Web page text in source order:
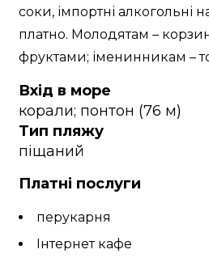
соки, імпортні алкогольні
платно. Молодятам –
фруктами; іменинникам –
Вхід в море
корали; понтон (76 м)
Тип пляжу
піщаний
Платні послуги
перукарня
Інтернет кафе